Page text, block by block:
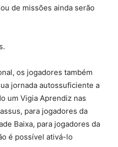
de missões ainda serão
os jogadores também
jornada autossuficiente a
um Vigia Aprendiz nas
para jogadores da
Baixa, para jogadores da
é possível ativá-lo